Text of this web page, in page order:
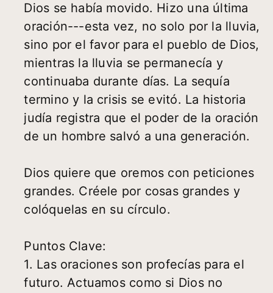
Dios se había movido. Hizo una última
oración---esta vez, no solo por la lluvia,
sino por el favor para el pueblo de Dios,
mientras la lluvia se permanecía y
continuaba durante días. La sequía
termino y la crisis se evitó. La historia
judía registra que el poder de la oración
de un hombre salvó a una generación.
Dios quiere que oremos con peticiones
grandes. Créele por cosas grandes y
colóquelas en su círculo.
Puntos Clave:
1. Las oraciones son profecías para el
futuro. Actuamos como si Dios no